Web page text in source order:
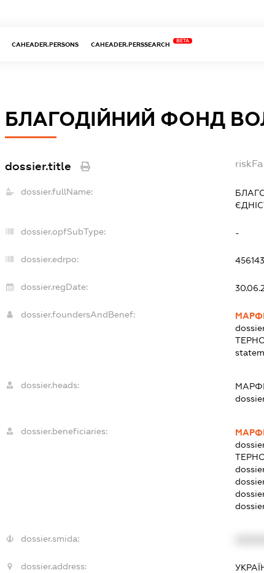
CAHEADER.PERSONS CAHEADER.PERSSEARCH
BETA
БЛАГОДІЙНИЙ ФОНД
dossier.title
dossier.fullName:
dossier.opfSubType: -
dossier.edrpo:
dossier.regDate:
dossier.foundersAndBenef:
dossier.heads:
dossier.beneficiaries:
dossier.smida:
dossier.address: